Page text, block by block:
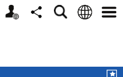
个
分
搜
语
选